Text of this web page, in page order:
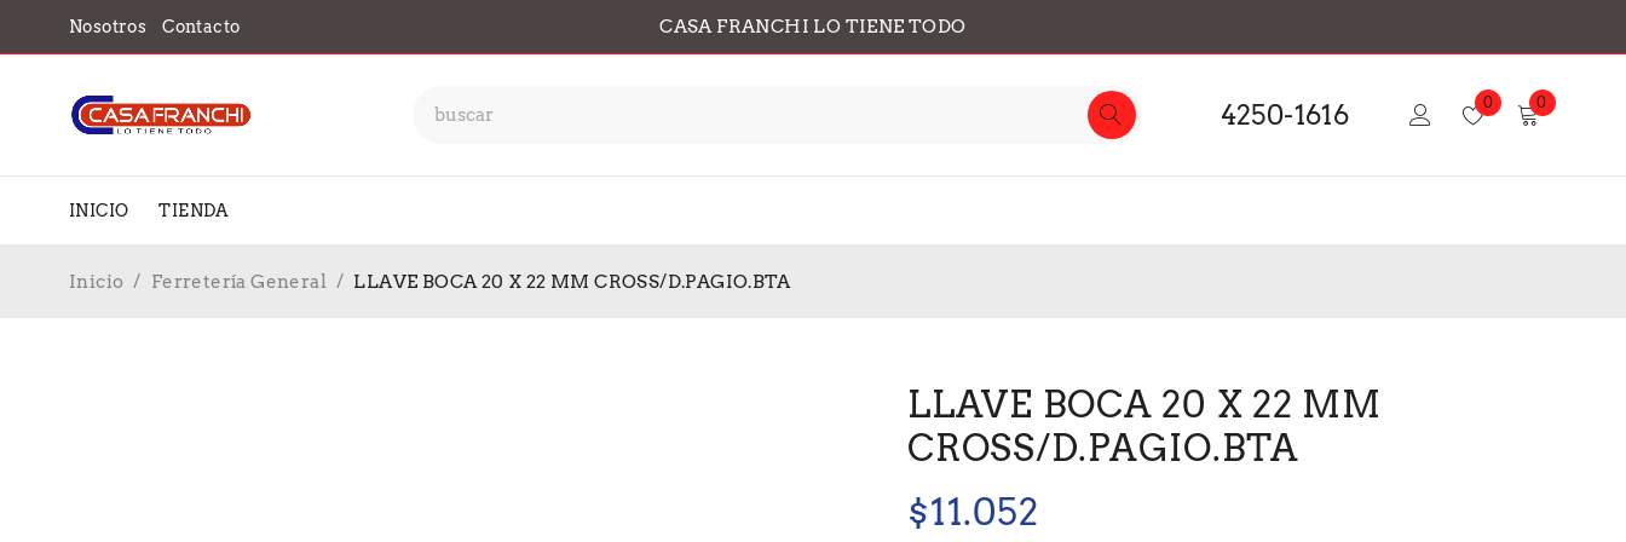
Nosotros Contacto CASA FRANCHI LO TIENE TODO
4250-1616 0 0
INICIO TIENDA
Inicio / Ferretería General / LLAVE BOCA 20 X 22 MM CROSS/D.PAGIO.BTA
LLAVE BOCA 20 X 22 MM
CROSS/D.PAGIO.BTA
$11.052